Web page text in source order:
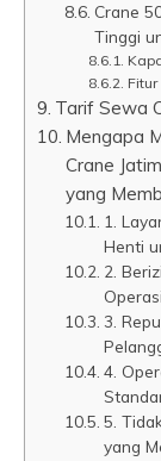
Crane
Tinggi
Tarif Sewa
Mengapa
Crane
yang
1.
Henti
2.
Operasi
3.
4.
5.
yang